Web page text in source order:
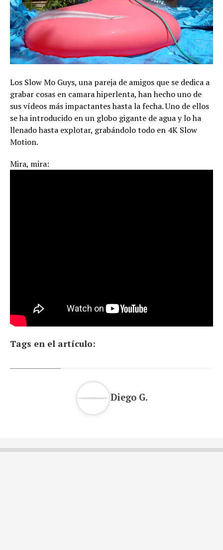
Los Slow Mo Guys, una pareja de amigos que se dedica a
grabar cosas en camara hiperlenta, han hecho uno de
sus vídeos más impactantes hasta la fecha. Uno de ellos
se ha introducido en un globo gigante de agua y lo ha
llenado hasta explotar, grabándolo todo en 4K Slow
Motion.
Mira, mira:
Tags en el artículo:
Diego G.